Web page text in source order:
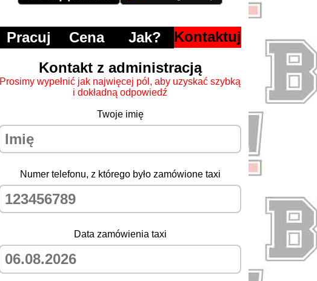
Pracuj Cena Jak?
Kontaktuj
Kontakt z administracją
Prosimy wypełnić jak najwięcej pól, aby uzyskać szybką
i dokładną odpowiedź
Twoje imię
Numer telefonu, z którego było zamówione taxi
Data zamówienia taxi